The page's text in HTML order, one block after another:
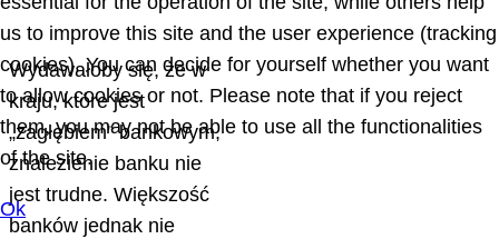
Wydawałoby się, że w
kraju, które jest
„zagłębiem” bankowym,
znalezienie banku nie
jest trudne. Większość
banków jednak nie
us to improve this site and the user experience (tracking
cookies). You can decide for yourself whether you want
to allow cookies or not. Please note that if you reject
them, you may not be able to use all the functionalities
of the site.
Ok